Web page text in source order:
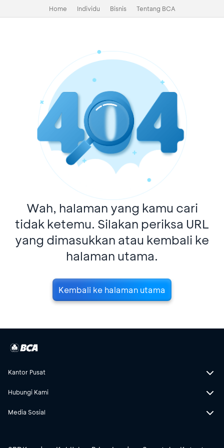
Home Individu Bisnis Tentang BCA
Wah, halaman yang kamu cari
tidak ketemu. Silakan periksa URL
yang dimasukkan atau kembali ke
halaman utama.
Kembali ke halaman utama
Kantor Pusat
Hubungi Kami
Media Sosial